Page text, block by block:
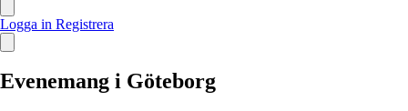
Logga in Registrera
Evenemang i Göteborg